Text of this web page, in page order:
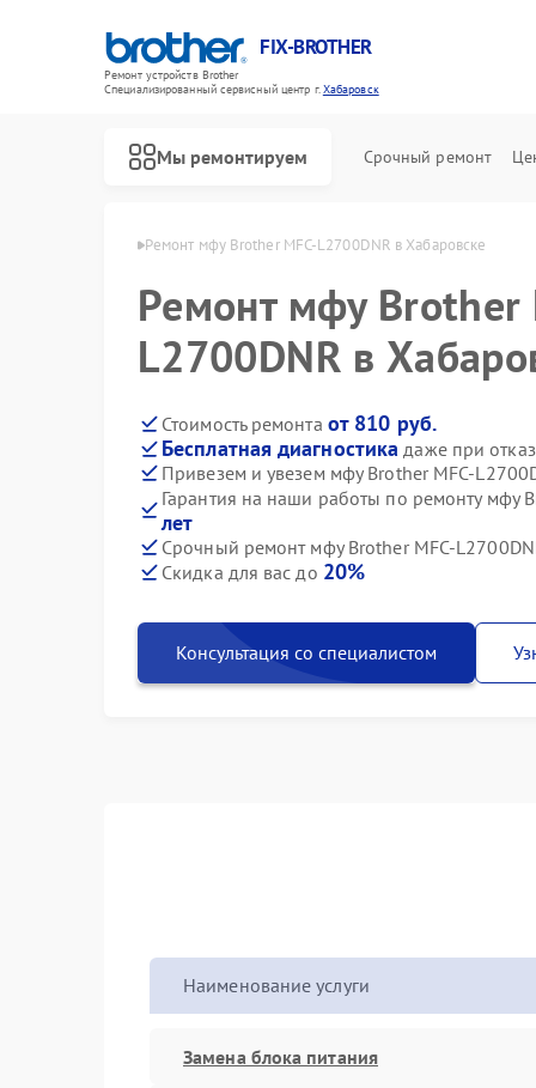
FIX-BROTHER
Ремонт устройств Brother
Специализированный cервисный центр г.Хабаровск
Мы ремонтируем Срочный ремонт
Ремонт мфу Brother MFC-L2700DNR в Хабаровске
Ремонт мфу Brother
L2700DNR в
Стоимость ремонта от 810 руб.
Бесплатная диагностика даже при
Привезем и увезем мфу Brother MFC-
Гарантия на наши работы по ремонту мфу
лет
Срочный ремонт мфу Brother MFC-
Скидка для вас до 20%
Консультация со специалистом
Наименование услуги
Замена блока питания